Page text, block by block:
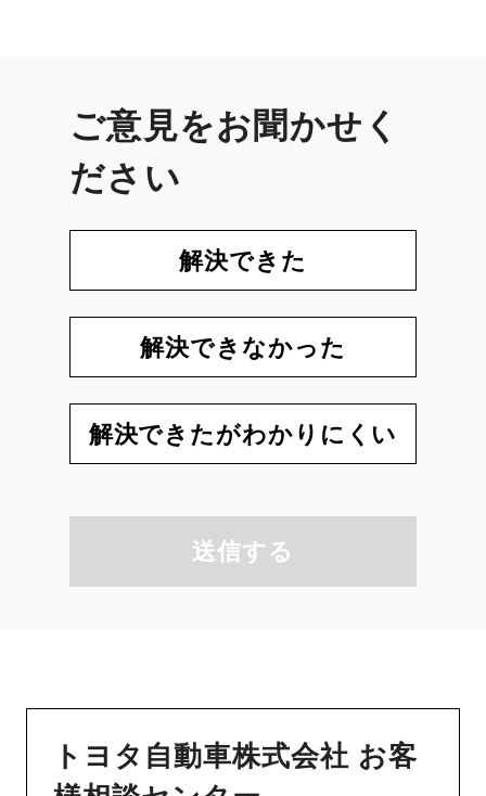
ご意見をお聞かせく
ださい
解決できた
解決できなかった
解決できたがわかりにくい
送信する
トヨタ自動車株式会社 お客